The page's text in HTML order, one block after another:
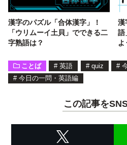
漢字のパズル「合体漢字」！
「ウリムーイ土貝」でできる二
字熟語は？
漢
語
よ
ことば # 英語 # quiz #
# 今日の一問・英語編
この記事を